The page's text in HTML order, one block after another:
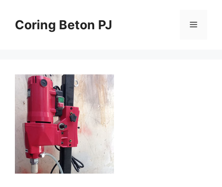
contentCoring Beton PJ Menu